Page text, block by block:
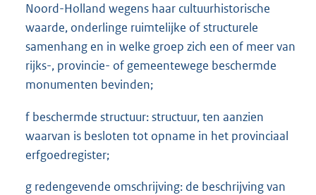
Noord-Holland wegens haar cultuurhistorische
waarde, onderlinge ruimtelijke of structurele
samenhang en in welke groep zich een of meer van
rijks-, provincie- of gemeentewege beschermde
monumenten bevinden;
f beschermde structuur: structuur, ten aanzien
waarvan is besloten tot opname in het provinciaal
erfgoedregister;
g redengevende omschrijving: de beschrijving van